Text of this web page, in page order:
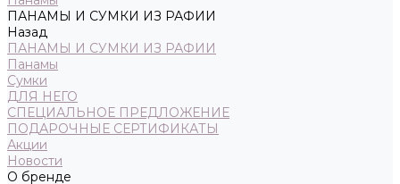
ПАНАМЫ И СУМКИ ИЗ РАФИИ
Назад
ПАНАМЫ И СУМКИ ИЗ РАФИИ
Панамы
Сумки
ДЛЯ НЕГО
СПЕЦИАЛЬНОЕ ПРЕДЛОЖЕНИЕ
ПОДАРОЧНЫЕ СЕРТИФИКАТЫ
Акции
Новости
О бренде